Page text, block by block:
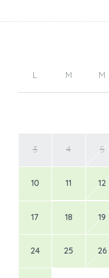
L M M
3 4 5
10 11 12
17 18 19
24 25 26